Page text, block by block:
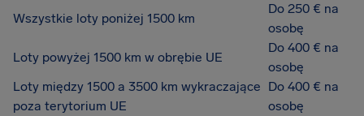
Wszystkie loty poniżej 1500 km
Do 250 € na
osobę
Loty powyżej 1500 km w obrębie UE
Do 400 € na
osobę
Loty między 1500 a 3500 km wykraczające
poza terytorium UE
Do 400 € na
osobę